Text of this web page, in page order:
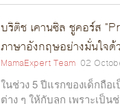
บริติช เคานซิล ชูคอร์ส
ภาษาอังกฤษอย่างมั่นใจด้
MamaExpert Team 02
ในช่วง 5 ปีแรกของเด็กถือ
ต่าง ๆ ให้กับลูก เพราะเป็น